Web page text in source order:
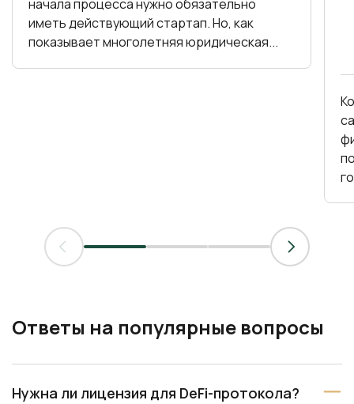
начала процесса нужно обязательно
иметь действующий стартап. Но, как
показывает многолетняя юридическая...
Ответы на популярные вопросы
Нужна ли лицензия для DeFi-протокола?